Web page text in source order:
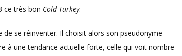
ce très bon Cold Turkey.
de se réinventer. Il choisit alors son pseudonyme
à une tendance actuelle forte, celle qui voit nombre